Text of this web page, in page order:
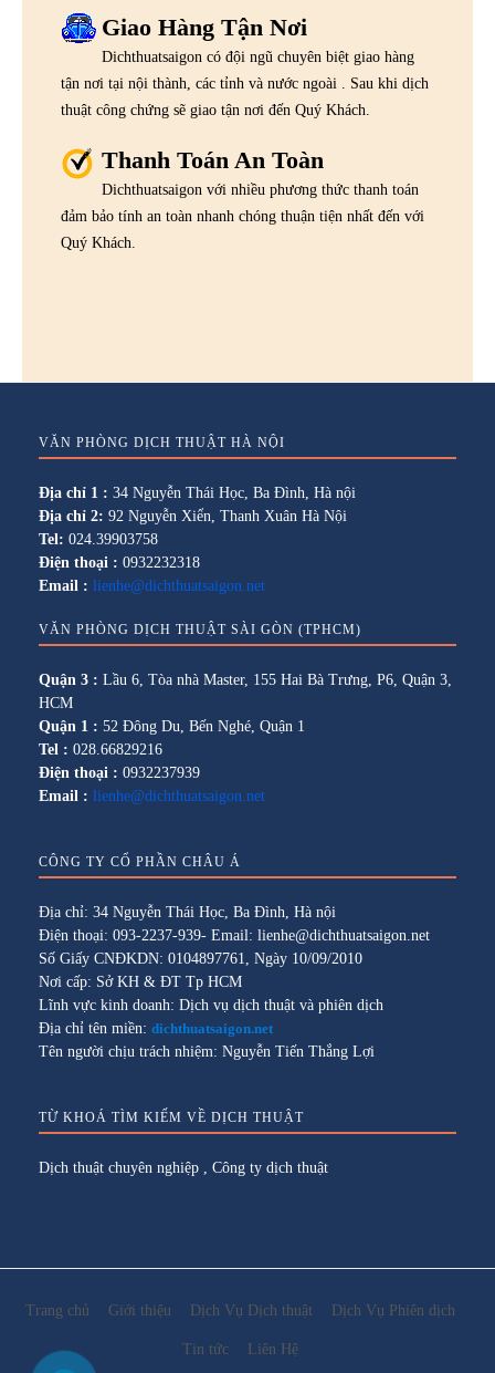
Giao Hàng Tận Nơi
Dichthuatsaigon có đội ngũ chuyên biệt giao hàng
tận nơi tại nội thành, các tỉnh và nước ngoài . Sau khi dịch
thuật công chứng sẽ giao tận nơi đến Quý Khách.
Thanh Toán An Toàn
Dichthuatsaigon với nhiều phương thức thanh toán
đảm bảo tính an toàn nhanh chóng thuận tiện nhất đến với
Quý Khách.
VĂN PHÒNG DỊCH THUẬT HÀ NỘI
Địa chỉ 1 : 34 Nguyễn Thái Học, Ba Đình, Hà nội
Địa chỉ 2: 92 Nguyễn Xiển, Thanh Xuân Hà Nội
Tel: 024.39903758
Điện thoại : 0932232318
Email : lienhe@dichthuatsaigon.net
VĂN PHÒNG DỊCH THUẬT SÀI GÒN (TPHCM)
Quận 3 : Lầu 6, Tòa nhà Master, 155 Hai Bà Trưng, P6, Quận 3,
HCM
Quận 1 : 52 Đông Du, Bến Nghé, Quận 1
Tel : 028.66829216
Điện thoại : 0932237939
Email : lienhe@dichthuatsaigon.net
CÔNG TY CỔ PHẦN CHÂU Á
Địa chỉ: 34 Nguyễn Thái Học, Ba Đình, Hà nội
Điện thoại: 093-2237-939- Email: lienhe@dichthuatsaigon.net
Số Giấy CNĐKDN: 0104897761, Ngày 10/09/2010
Nơi cấp: Sở KH & ĐT Tp HCM
Lĩnh vực kinh doanh: Dịch vụ dịch thuật và phiên dịch
Địa chỉ tên miền: dichthuatsaigon.net
Tên người chịu trách nhiệm: Nguyễn Tiến Thắng Lợi
TỪ KHOÁ TÌM KIẾM VỀ DỊCH THUẬT
Dịch thuật chuyên nghiệp Công ty dịch thuật
Trang chủ Giới thiệu Dịch Vụ Dịch thuật Dịch Vụ Phiên dịch
Tin tức Liên Hệ